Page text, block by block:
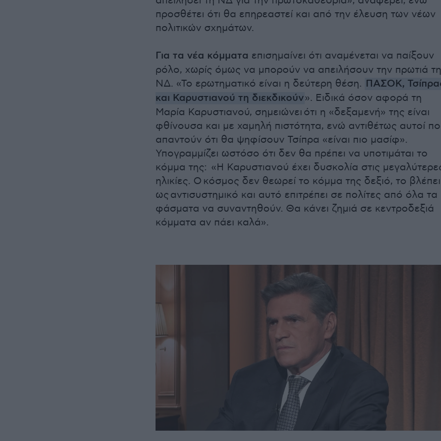
προσθέτει ότι θα επηρεαστεί και από την έλευση των νέων
πολιτικών σχημάτων.
Για τα νέα κόμματα επισημαίνει ότι αναμένεται να παίξουν
ρόλο, χωρίς όμως να μπορούν να απειλήσουν την πρωτιά
ΝΔ. «Το ερωτηματικό είναι η δεύτερη θέση. ΠΑΣΟΚ,
και Καρυστιανού τη διεκδικούν». Ειδικά όσον αφορά τη
Μαρία Καρυστιανού, σημειώνει ότι η «δεξαμενή» της είναι
φθίνουσα και με χαμηλή πιστότητα, ενώ αντιθέτως αυτοί
απαντούν ότι θα ψηφίσουν Τσίπρα «είναι πιο μασίφ».
Υπογραμμίζει ωστόσο ότι δεν θα πρέπει να υποτιμάται το
κόμμα της: «Η Καρυστιανού έχει δυσκολία στις
ηλικίες. Ο κόσμος δεν θεωρεί το κόμμα της δεξιό, το βλέπει
ως αντισυστημικό και αυτό επιτρέπει σε πολίτες από όλα τα
φάσματα να συναντηθούν. Θα κάνει ζημιά σε κεντροδεξιά
κόμματα αν πάει καλά».